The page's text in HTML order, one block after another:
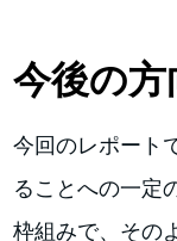
今後の
今回のレポート
ることへの一定
枠組みで、その